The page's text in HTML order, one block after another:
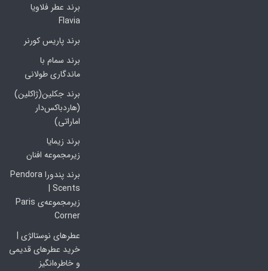
برند عطر فلاویا
Flavia
برند پاریس کورنر
برند سمام با
ماندگاری طولانی
برند جکلین(ژاکلین)
(هاردباکس‌دار
اماراتی)
برند زیمایا
زیرمجموعه افنان
برند پندورا Pendora
Scents |
زیرمجموعه‌ی Paris
Corner
عطرهای نوستالژی |
خرید عطرهای قدیمی
و خاطره‌انگیز